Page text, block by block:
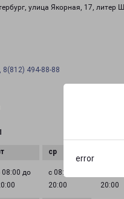
error
улица Якорная, 17, литер Ш
8(812) 494-88-88
08:00 до
с 08:00 до
20:00
20:00